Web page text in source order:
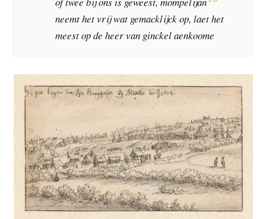
neemt het vrij wat gemacklijck op, laet het
meest op de heer van ginckel aenkoome